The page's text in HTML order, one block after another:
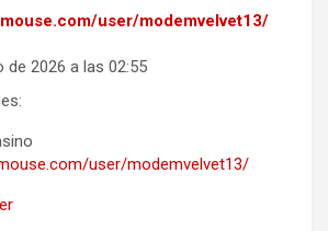
user/modemvelvet13/
de 2026 a las 02:55
user/modemvelvet13/